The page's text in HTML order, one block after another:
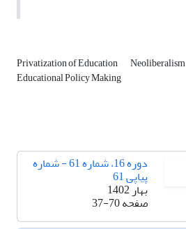
Privatization of Education Neoliberalism
Educational Policy Making
دوره 16، شماره 61 - شماره
پیاپی 61
بهار 1402
صفحه37-70